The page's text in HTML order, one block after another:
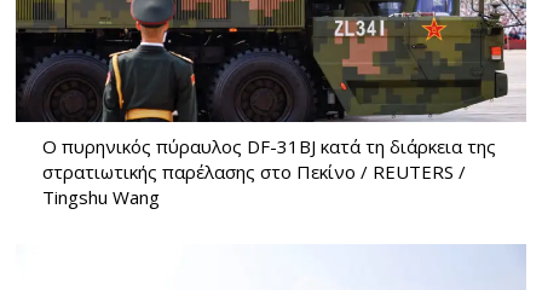
Ο πυρηνικός πύραυλος DF-31BJ κατά τη διάρκεια της
στρατιωτικής παρέλασης στο Πεκίνο / REUTERS /
Tingshu Wang